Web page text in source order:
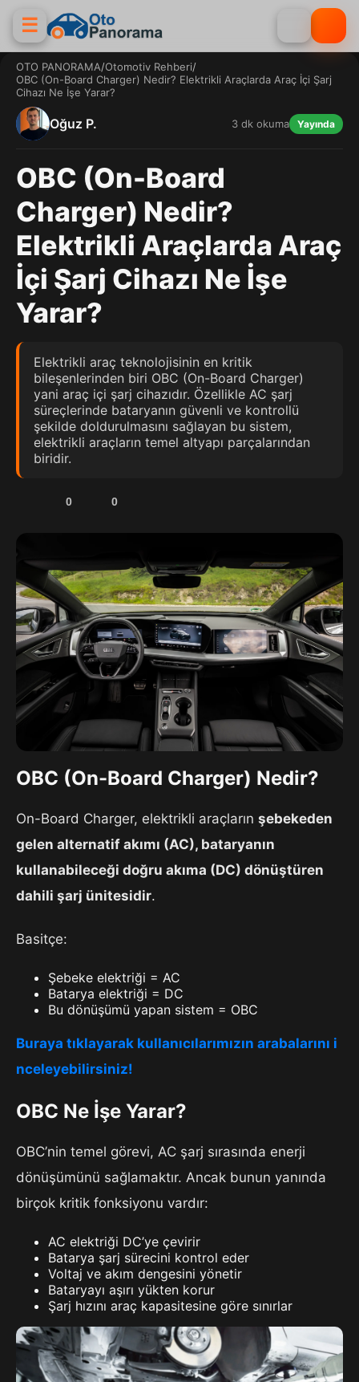
☰
OTO PANORAMA/Otomotiv Rehberi/
OBC (On-Board Charger) Nedir? Elektrikli Araçlarda Araç İçi Şarj
Cihazı Ne İşe Yarar?
Oğuz P. 3 dk okuma Yayında
OBC (On-Board
Charger) Nedir?
Elektrikli Araçlarda Araç
İçi Şarj Cihazı Ne İşe
Yarar?
Elektrikli araç teknolojisinin en kritik
bileşenlerinden biri OBC (On-Board Charger)
yani araç içi şarj cihazıdır. Özellikle AC şarj
süreçlerinde bataryanın güvenli ve kontrollü
şekilde doldurulmasını sağlayan bu sistem,
elektrikli araçların temel altyapı parçalarından
biridir.
0 0
OBC (On-Board Charger) Nedir?
On-Board Charger, elektrikli araçların şebekeden
gelen alternatif akımı (AC), bataryanın
kullanabileceği doğru akıma (DC) dönüştüren
dahili şarj ünitesidir.
Basitçe:
Şebeke elektriği = AC
Batarya elektriği = DC
Bu dönüşümü yapan sistem = OBC
Buraya tıklayarak kullanıcılarımızın arabalarını i
nceleyebilirsiniz!
OBC Ne İşe Yarar?
OBC’nin temel görevi, AC şarj sırasında enerji
dönüşümünü sağlamaktır. Ancak bunun yanında
birçok kritik fonksiyonu vardır:
AC elektriği DC’ye çevirir
Batarya şarj sürecini kontrol eder
Voltaj ve akım dengesini yönetir
Bataryayı aşırı yükten korur
Şarj hızını araç kapasitesine göre sınırlar